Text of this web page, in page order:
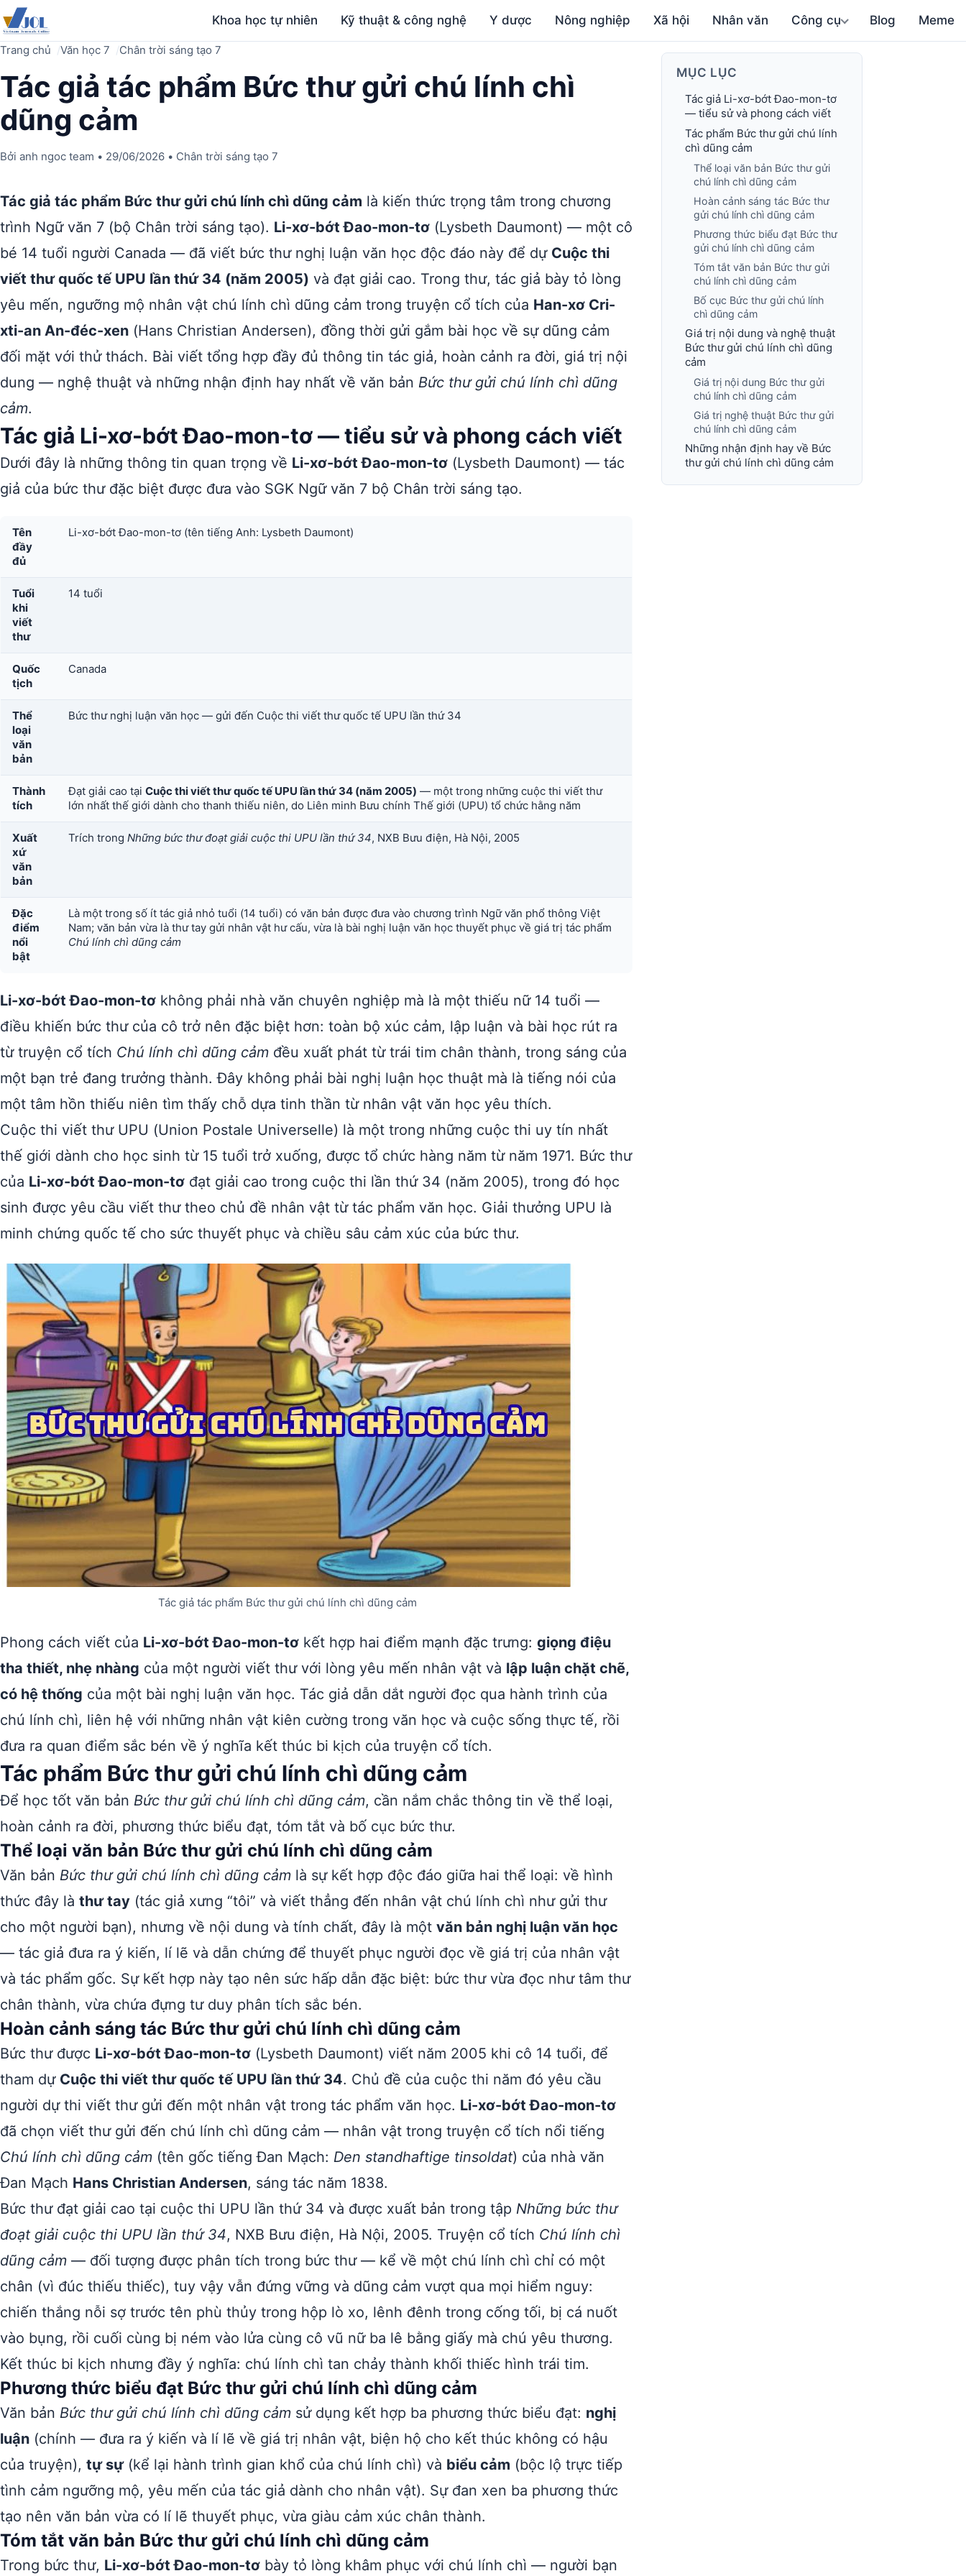
Khoa học tự nhiên Kỹ thuật & công nghệ Y dược Nông nghiệp Xã hội Nhân văn Công cụ Blog Meme
Trang chủ Văn học 7 Chân trời sáng tạo 7
Tác giả tác phẩm Bức thư gửi chú lính chì
dũng cảm
Bởi anh ngoc team • 29/06/2026 • Chân trời sáng tạo 7
Tác giả tác phẩm Bức thư gửi chú lính chì dũng cảm là kiến thức trọng tâm trong chương
trình Ngữ văn 7 (bộ Chân trời sáng tạo). Li-xơ-bớt Đao-mon-tơ (Lysbeth Daumont) — một cô
bé 14 tuổi người Canada — đã viết bức thư nghị luận văn học độc đáo này để dự Cuộc thi
viết thư quốc tế UPU lần thứ 34 (năm 2005) và đạt giải cao. Trong thư, tác giả bày tỏ lòng
yêu mến, ngưỡng mộ nhân vật chú lính chì dũng cảm trong truyện cổ tích của Han-xơ Cri-
xti-an An-đéc-xen (Hans Christian Andersen), đồng thời gửi gắm bài học về sự dũng cảm
đối mặt với thử thách. Bài viết tổng hợp đầy đủ thông tin tác giả, hoàn cảnh ra đời, giá trị nội
dung — nghệ thuật và những nhận định hay nhất về văn bản Bức thư gửi chú lính chì dũng
cảm.
Tác giả Li-xơ-bớt Đao-mon-tơ — tiểu sử và phong cách viết
Dưới đây là những thông tin quan trọng về Li-xơ-bớt Đao-mon-tơ (Lysbeth Daumont) — tác
giả của bức thư đặc biệt được đưa vào SGK Ngữ văn 7 bộ Chân trời sáng tạo.
Tên
đầy
đủ
Li-xơ-bớt Đao-mon-tơ (tên tiếng Anh: Lysbeth Daumont)
Tuổi
khi
viết
thư
14 tuổi
Quốc
tịch
Canada
Thể
loại
văn
bản
Bức thư nghị luận văn học — gửi đến Cuộc thi viết thư quốc tế UPU lần thứ 34
Thành
tích
Đạt giải cao tại Cuộc thi viết thư quốc tế UPU lần thứ 34 (năm 2005) — một trong những cuộc thi viết thư
lớn nhất thế giới dành cho thanh thiếu niên, do Liên minh Bưu chính Thế giới (UPU) tổ chức hằng năm
Xuất
xứ
văn
bản
Trích trong Những bức thư đoạt giải cuộc thi UPU lần thứ 34, NXB Bưu điện, Hà Nội, 2005
Đặc
điểm
nổi
bật
Là một trong số ít tác giả nhỏ tuổi (14 tuổi) có văn bản được đưa vào chương trình Ngữ văn phổ thông Việt
Nam; văn bản vừa là thư tay gửi nhân vật hư cấu, vừa là bài nghị luận văn học thuyết phục về giá trị tác phẩm
Chú lính chì dũng cảm
Li-xơ-bớt Đao-mon-tơ không phải nhà văn chuyên nghiệp mà là một thiếu nữ 14 tuổi —
điều khiến bức thư của cô trở nên đặc biệt hơn: toàn bộ xúc cảm, lập luận và bài học rút ra
từ truyện cổ tích Chú lính chì dũng cảm đều xuất phát từ trái tim chân thành, trong sáng của
một bạn trẻ đang trưởng thành. Đây không phải bài nghị luận học thuật mà là tiếng nói của
một tâm hồn thiếu niên tìm thấy chỗ dựa tinh thần từ nhân vật văn học yêu thích.
Cuộc thi viết thư UPU (Union Postale Universelle) là một trong những cuộc thi uy tín nhất
thế giới dành cho học sinh từ 15 tuổi trở xuống, được tổ chức hàng năm từ năm 1971. Bức thư
của Li-xơ-bớt Đao-mon-tơ đạt giải cao trong cuộc thi lần thứ 34 (năm 2005), trong đó học
sinh được yêu cầu viết thư theo chủ đề nhân vật từ tác phẩm văn học. Giải thưởng UPU là
minh chứng quốc tế cho sức thuyết phục và chiều sâu cảm xúc của bức thư.
Tác giả tác phẩm Bức thư gửi chú lính chì dũng cảm
Phong cách viết của Li-xơ-bớt Đao-mon-tơ kết hợp hai điểm mạnh đặc trưng: giọng điệu
tha thiết, nhẹ nhàng của một người viết thư với lòng yêu mến nhân vật và lập luận chặt chẽ,
có hệ thống của một bài nghị luận văn học. Tác giả dẫn dắt người đọc qua hành trình của
chú lính chì, liên hệ với những nhân vật kiên cường trong văn học và cuộc sống thực tế, rồi
đưa ra quan điểm sắc bén về ý nghĩa kết thúc bi kịch của truyện cổ tích.
Tác phẩm Bức thư gửi chú lính chì dũng cảm
Để học tốt văn bản Bức thư gửi chú lính chì dũng cảm, cần nắm chắc thông tin về thể loại,
hoàn cảnh ra đời, phương thức biểu đạt, tóm tắt và bố cục bức thư.
Thể loại văn bản Bức thư gửi chú lính chì dũng cảm
Văn bản Bức thư gửi chú lính chì dũng cảm là sự kết hợp độc đáo giữa hai thể loại: về hình
thức đây là thư tay (tác giả xưng “tôi” và viết thẳng đến nhân vật chú lính chì như gửi thư
cho một người bạn), nhưng về nội dung và tính chất, đây là một văn bản nghị luận văn học
— tác giả đưa ra ý kiến, lí lẽ và dẫn chứng để thuyết phục người đọc về giá trị của nhân vật
và tác phẩm gốc. Sự kết hợp này tạo nên sức hấp dẫn đặc biệt: bức thư vừa đọc như tâm thư
chân thành, vừa chứa đựng tư duy phân tích sắc bén.
Hoàn cảnh sáng tác Bức thư gửi chú lính chì dũng cảm
Bức thư được Li-xơ-bớt Đao-mon-tơ (Lysbeth Daumont) viết năm 2005 khi cô 14 tuổi, để
tham dự Cuộc thi viết thư quốc tế UPU lần thứ 34. Chủ đề của cuộc thi năm đó yêu cầu
người dự thi viết thư gửi đến một nhân vật trong tác phẩm văn học. Li-xơ-bớt Đao-mon-tơ
đã chọn viết thư gửi đến chú lính chì dũng cảm — nhân vật trong truyện cổ tích nổi tiếng
Chú lính chì dũng cảm (tên gốc tiếng Đan Mạch: Den standhaftige tinsoldat) của nhà văn
Đan Mạch Hans Christian Andersen, sáng tác năm 1838.
Bức thư đạt giải cao tại cuộc thi UPU lần thứ 34 và được xuất bản trong tập Những bức thư
đoạt giải cuộc thi UPU lần thứ 34, NXB Bưu điện, Hà Nội, 2005. Truyện cổ tích Chú lính chì
dũng cảm — đối tượng được phân tích trong bức thư — kể về một chú lính chì chỉ có một
chân (vì đúc thiếu thiếc), tuy vậy vẫn đứng vững và dũng cảm vượt qua mọi hiểm nguy:
chiến thắng nỗi sợ trước tên phù thủy trong hộp lò xo, lênh đênh trong cống tối, bị cá nuốt
vào bụng, rồi cuối cùng bị ném vào lửa cùng cô vũ nữ ba lê bằng giấy mà chú yêu thương.
Kết thúc bi kịch nhưng đầy ý nghĩa: chú lính chì tan chảy thành khối thiếc hình trái tim.
Phương thức biểu đạt Bức thư gửi chú lính chì dũng cảm
Văn bản Bức thư gửi chú lính chì dũng cảm sử dụng kết hợp ba phương thức biểu đạt: nghị
luận (chính — đưa ra ý kiến và lí lẽ về giá trị nhân vật, biện hộ cho kết thúc không có hậu
của truyện), tự sự(kể lại hành trình gian khổ của chú lính chì) và biểu cảm (bộc lộ trực tiếp
tình cảm ngưỡng mộ, yêu mến của tác giả dành cho nhân vật). Sự đan xen ba phương thức
tạo nên văn bản vừa có lí lẽ thuyết phục, vừa giàu cảm xúc chân thành.
Tóm tắt văn bản Bức thư gửi chú lính chì dũng cảm
Trong bức thư, Li-xơ-bớt Đao-mon-tơ bày tỏ lòng khâm phục với chú lính chì — người bạn
MỤC LỤC
Tác giả Li-xơ-bớt Đao-mon-tơ
— tiểu sử và phong cách viết
Tác phẩm Bức thư gửi chú lính
chì dũng cảm
Thể loại văn bản Bức thư gửi
chú lính chì dũng cảm
Hoàn cảnh sáng tác Bức thư
gửi chú lính chì dũng cảm
Phương thức biểu đạt Bức thư
gửi chú lính chì dũng cảm
Tóm tắt văn bản Bức thư gửi
chú lính chì dũng cảm
Bố cục Bức thư gửi chú lính
chì dũng cảm
Giá trị nội dung và nghệ thuật
Bức thư gửi chú lính chì dũng
cảm
Giá trị nội dung Bức thư gửi
chú lính chì dũng cảm
Giá trị nghệ thuật Bức thư gửi
chú lính chì dũng cảm
Những nhận định hay về Bức
thư gửi chú lính chì dũng cảm